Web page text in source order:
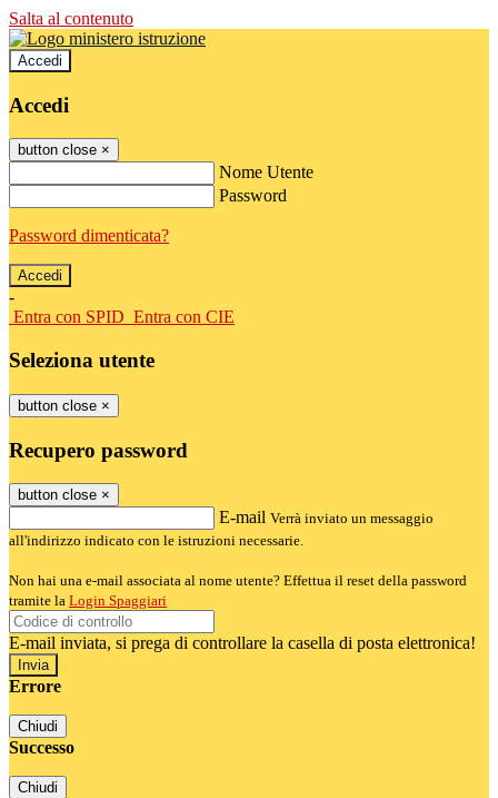
Salta al contenuto
Accedi
Accedi
button close ×
Nome Utente
Password
Password dimenticata?
-
Entra con SPID Entra con CIE
Seleziona utente
button close ×
Recupero password
button close ×
E-mail Verrà inviato un messaggio
all'indirizzo indicato con le istruzioni necessarie.
Non hai una e-mail associata al nome utente? Effettua il reset della password
tramite la Login Spaggiari
E-mail inviata, si prega di controllare la casella di posta elettronica!
Errore
Chiudi
Successo
Chiudi